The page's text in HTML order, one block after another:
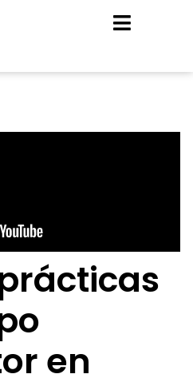
en